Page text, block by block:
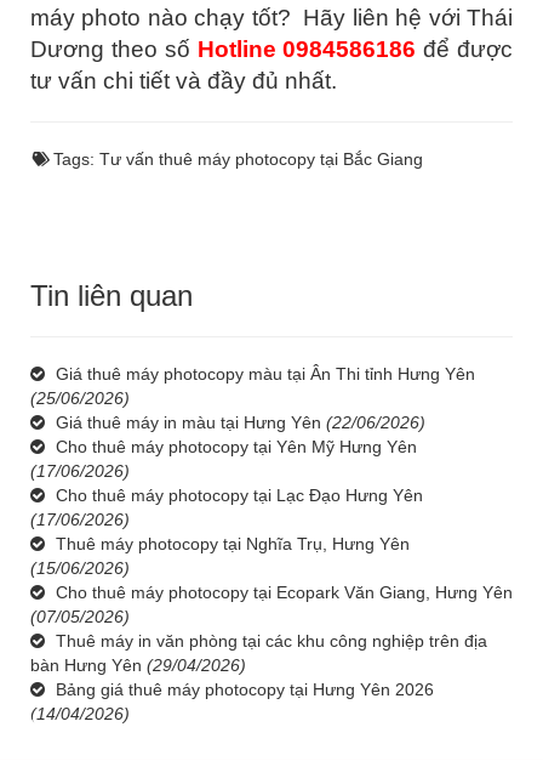
máy photo nào chạy tốt? Hãy liên hệ với Thái
Dương theo số Hotline 0984586186 để được
tư vấn chi tiết và đầy đủ nhất.
Tags: Tư vấn thuê máy photocopy tại Bắc Giang
Tin liên quan
Giá thuê máy photocopy màu tại Ân Thi tỉnh Hưng Yên
(25/06/2026)
Giá thuê máy in màu tại Hưng Yên (22/06/2026)
Cho thuê máy photocopy tại Yên Mỹ Hưng Yên
(17/06/2026)
Cho thuê máy photocopy tại Lạc Đạo Hưng Yên
(17/06/2026)
Thuê máy photocopy tại Nghĩa Trụ, Hưng Yên
(15/06/2026)
Cho thuê máy photocopy tại Ecopark Văn Giang, Hưng Yên
(07/05/2026)
Thuê máy in văn phòng tại các khu công nghiệp trên địa
bàn Hưng Yên (29/04/2026)
Bảng giá thuê máy photocopy tại Hưng Yên 2026
(14/04/2026)